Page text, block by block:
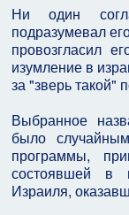
Ни один
подразумевал
провозгласил
изумление в
за "зверь такой"
Выбранное
было
программы,
состоявшей в
Израиля,